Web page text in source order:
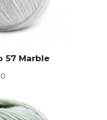
57 Marble